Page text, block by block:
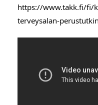
https://www.takk.fi/fi/
terveysalan-